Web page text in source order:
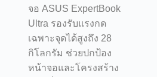
จอ ASUS ExpertBook
Ultra รองรับแรงกด
เฉพาะจุดได้สูงถึง 28
กิโลกรัม ช่วยปกป้อง
หน้าจอและโครงสร้าง